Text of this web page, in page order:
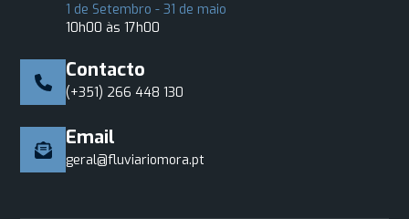
1 de Setembro - 31 de maio
10h00 às 17h00
Contacto
(+351) 266 448 130
Email
geral@fluviariomora.pt